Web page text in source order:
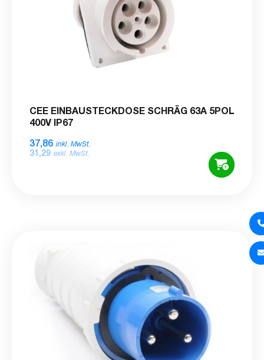
CEE EINBAUSTECKDOSE SCHRÄG 63A 5POL
400V IP67
37,86 inkl. MwSt.
31,29 exkl. MwSt.